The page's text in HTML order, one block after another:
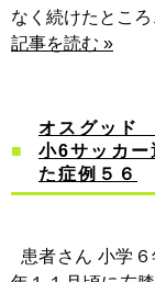
なく続けたとこ
記事を読む »
オスグッド
小6サッカー
た症例５６
患者さん 小学